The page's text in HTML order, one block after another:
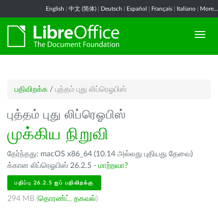
English 中文 (简体) Deutsch Español Français Italiano More...
பதிவிறக்க / புத்தம் புது லிப்ரெஓபிஸ்
புத்தம் புது லிப்ரெஓபிஸ்
முக்கிய நிறுவி
தேர்ந்தது: macOS x86_64 (10.14 அல்லது புதியது தேவை)
க்கான லிப்ரெஓபிஸ் 26.2.5 - மாற்றவா?
பதிப்பு 26.2.5 ஐப் பதிவிறக்கு
294 MB (தொரண்ட் , தகவல்)